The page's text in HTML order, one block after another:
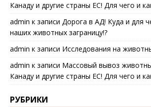
Канаду и другие страны ЕС! Для чего и
admin к записи Дорога в АД! Куда и для
наших животных заграницу!?
admin к записи Исследования на
admin к записи Массовый вывоз
Канаду и другие страны ЕС! Для чего и
РУБРИКИ